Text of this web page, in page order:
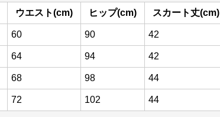
ウエスト(cm) ヒップ(cm) スカート丈(cm)
60 90 42
64 94 42
68 98 44
72 102 44